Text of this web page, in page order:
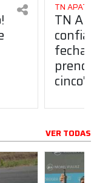
TN APAT
TN
fecha
cinco"
VER TODAS